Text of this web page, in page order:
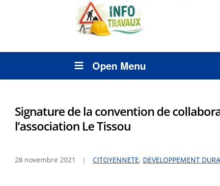
Open Menu
Signature de la convention de
l’association Le Tissou
28 novembre 2021 CITOYENNETE, DEVELOPPEMENT